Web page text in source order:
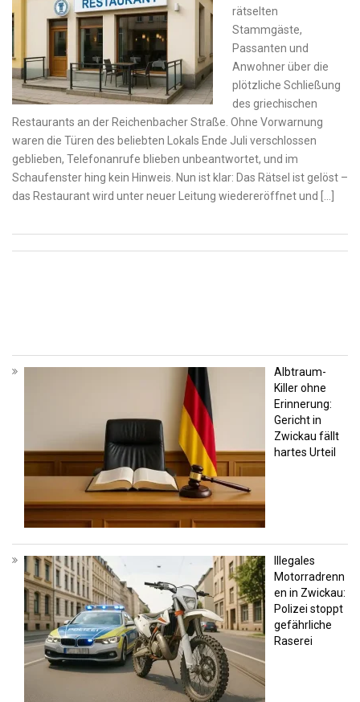
rätselten
Stammgäste,
Passanten und
Anwohner über die
plötzliche Schließung
des griechischen
Restaurants an der Reichenbacher Straße. Ohne Vorwarnung
waren die Türen des beliebten Lokals Ende Juli verschlossen
geblieben, Telefonanrufe blieben unbeantwortet, und im
Schaufenster hing kein Hinweis. Nun ist klar: Das Rätsel ist gelöst –
das Restaurant wird unter neuer Leitung wiedereröffnet und […]
Albtraum-
Killer ohne
Erinnerung:
Gericht in
Zwickau fällt
hartes Urteil
Illegales
Motorradrenn
en in Zwickau:
Polizei stoppt
gefährliche
Raserei